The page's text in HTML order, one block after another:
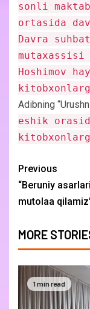
sonli
ortasida
Davra
mutaxassisi
Hoshimov
Adibning
eshik
Previous
“Beruniy
mutolaa
MORE
1 min read